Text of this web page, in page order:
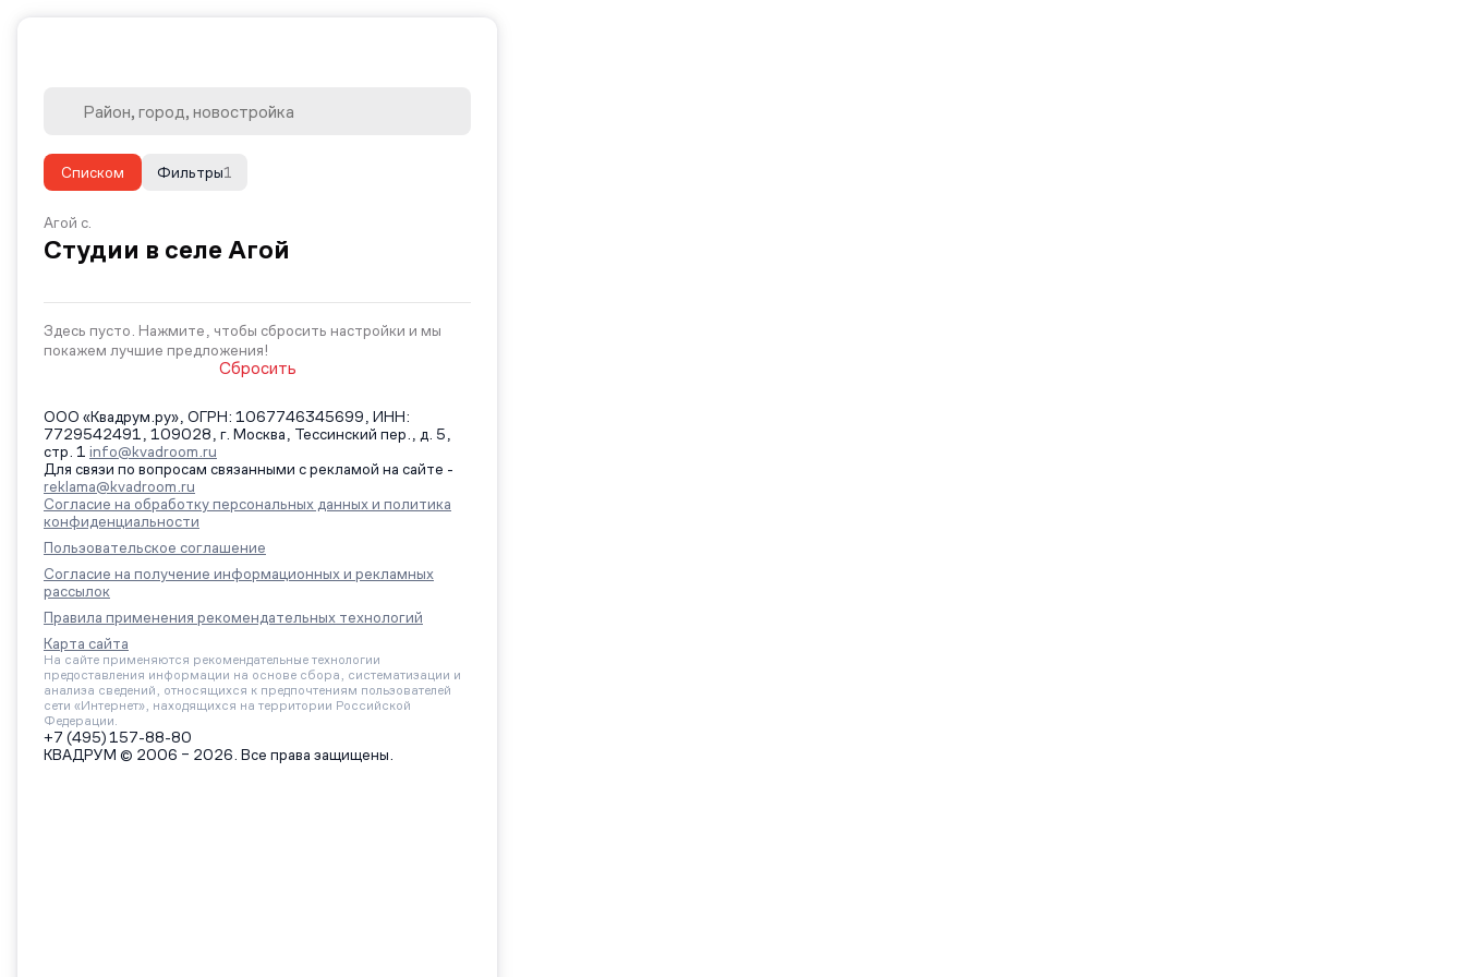
Списком 1
Фильтры
Агой с.
Студии в селе Агой
Здесь пусто. Нажмите, чтобы сбросить настройки и мы
покажем лучшие предложения!
Сбросить
ООО «Квадрум.ру», ОГРН: 1067746345699, ИНН:
7729542491, 109028, г. Москва, Тессинский пер., д. 5,
стр. 1 info@kvadroom.ru
Для связи по вопросам связанными с рекламой на сайте -
reklama@kvadroom.ru
Согласие на обработку персональных данных и политика
конфиденциальности
Пользовательское соглашение
Согласие на получение информационных и рекламных
рассылок
Правила применения рекомендательных технологий
Карта сайта
На сайте применяются рекомендательные технологии
предоставления информации на основе сбора, систематизации и
анализа сведений, относящихся к предпочтениям пользователей
сети «Интернет», находящихся на территории Российской
Федерации.
+7 (495) 157-88-80
КВАДРУМ © 2006 – 2026. Все права защищены.